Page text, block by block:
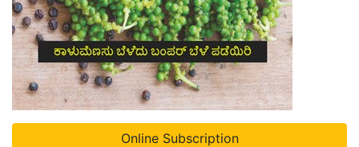
Online Subscription